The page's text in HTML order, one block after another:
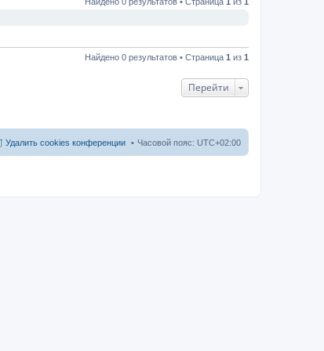
Найдено 0 результатов • Страница 1 из 1
Перейти
Часовой пояс: UTC+02:00
Удалить cookies конференции